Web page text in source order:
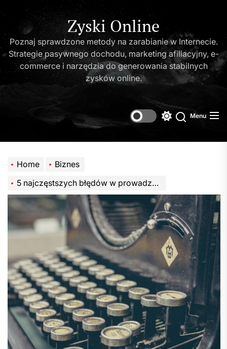
to
content
Zyski Online
Poznaj sprawdzone metody na zarabianie w Internecie.
Strategie pasywnego dochodu, marketing afiliacyjny, e-
commerce i narzędzia do generowania stabilnych
zysków online.
SwitchSearch
Menu
Home
Biznes
5 najczęstszych błędów w prowadzeniu księgowości przez startupy